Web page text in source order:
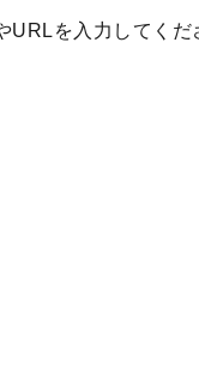
を入力してく